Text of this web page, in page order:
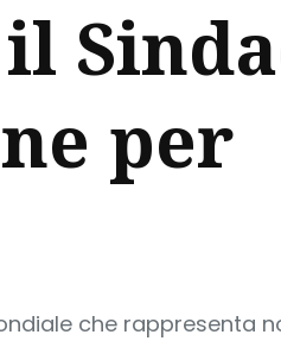
per
che rappresenta